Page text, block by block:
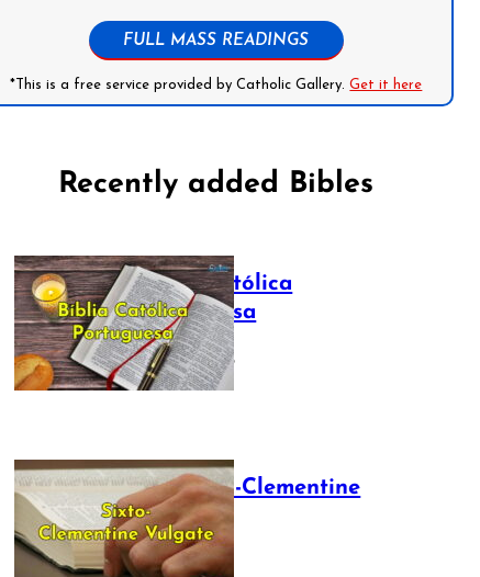
FULL MASS READINGS
*This is a free service provided by Catholic Gallery.Get it here
Recently added Bibles
Bíblia Católica
Portuguesa
July 16, 2025
The Sixto-Clementine
Vulgate
July 12, 2025